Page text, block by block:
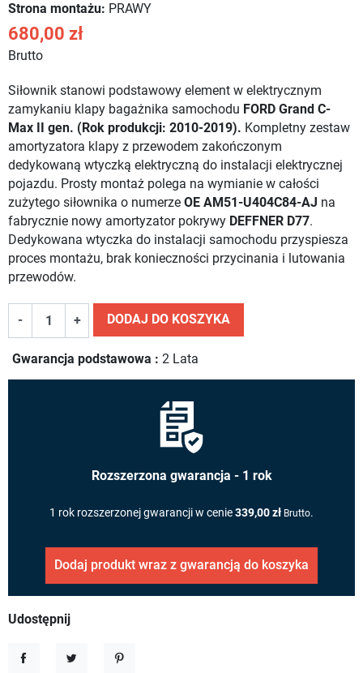
Strona montażu: PRAWY
680,00 zł
Brutto
Siłownik stanowi podstawowy element w elektrycznym
zamykaniu klapy bagażnika samochodu FORD Grand C-
Max II gen. (Rok produkcji: 2010-2019). Kompletny zestaw
amortyzatora klapy z przewodem zakończonym
dedykowaną wtyczką elektryczną do instalacji elektrycznej
pojazdu. Prosty montaż polega na wymianie w całości
zużytego siłownika o numerze OE AM51-U404C84-AJ na
fabrycznie nowy amortyzator pokrywy DEFFNER D77.
Dedykowana wtyczka do instalacji samochodu przyspiesza
proces montażu, brak konieczności przycinania i lutowania
przewodów.
- + DODAJ DO KOSZYKA
Gwarancja podstawowa : 2 Lata
Rozszerzona gwarancja - 1 rok
1 rok rozszerzonej gwarancji w cenie339,00 zł Brutto.
Dodaj produkt wraz z gwarancją do koszyka
Udostępnij